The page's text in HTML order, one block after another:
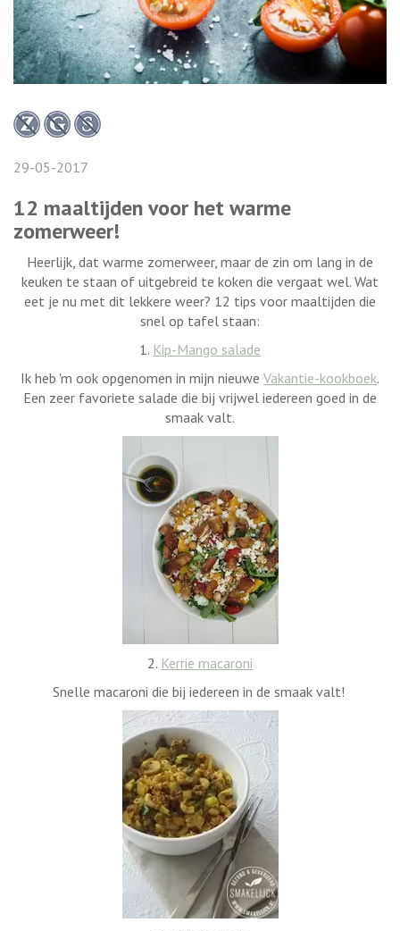
29-05-2017
12 maaltijden voor het warme
zomerweer!
Heerlijk, dat warme zomerweer, maar de zin om lang in de
keuken te staan of uitgebreid te koken die vergaat wel. Wat
eet je nu met dit lekkere weer? 12 tips voor maaltijden die
snel op tafel staan:
1. Kip-Mango salade
Ik heb 'm ook opgenomen in mijn nieuwe Vakantie-kookboek.
Een zeer favoriete salade die bij vrijwel iedereen goed in de
smaak valt.
2. Kerrie macaroni
Snelle macaroni die bij iedereen in de smaak valt!